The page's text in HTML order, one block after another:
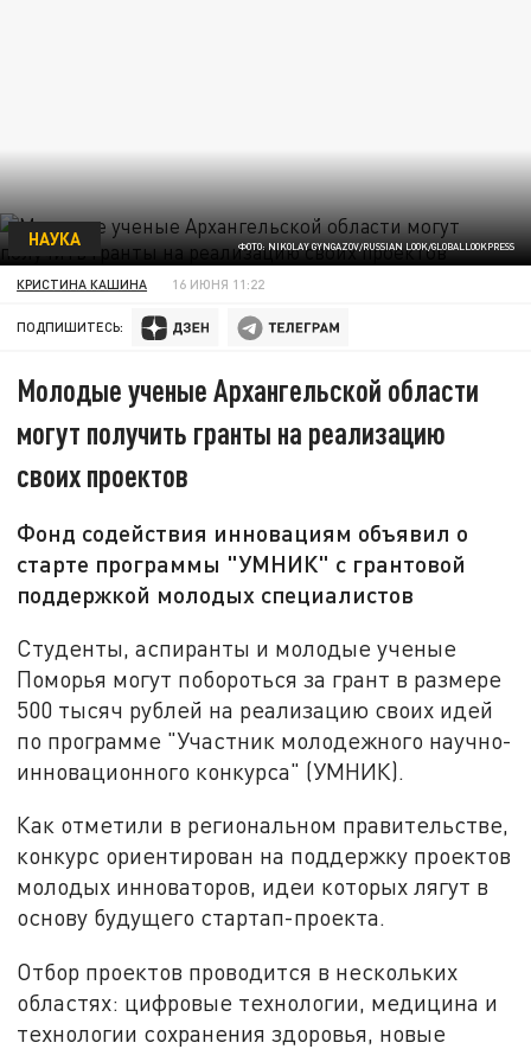
ФОТО: NIKOLAY GYNGAZOV/RUSSIAN LOOK/GLOBALLOOKPRESS
НАУКА
КРИСТИНА КАШИНА 16 ИЮНЯ 11:22
ПОДПИШИТЕСЬ:
Молодые ученые Архангельской области
могут получить гранты на реализацию
своих проектов
Фонд содействия инновациям объявил о
старте программы "УМНИК" с грантовой
поддержкой молодых специалистов
Студенты, аспиранты и молодые ученые
Поморья могут побороться за грант в размере
500 тысяч рублей на реализацию своих идей
по программе "Участник молодежного научно-
инновационного конкурса" (УМНИК).
Как отметили в региональном правительстве,
конкурс ориентирован на поддержку проектов
молодых инноваторов, идеи которых лягут в
основу будущего стартап-проекта.
Отбор проектов проводится в нескольких
областях: цифровые технологии, медицина и
технологии сохранения здоровья, новые